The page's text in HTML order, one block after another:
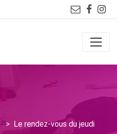
> Le rendez-vous du jeudi